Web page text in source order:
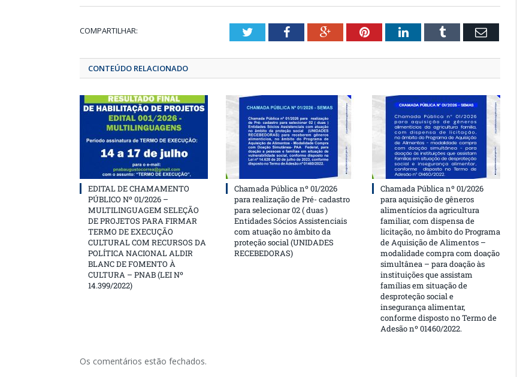
COMPARTILHAR: TwitterFacebookGoogle+Pinterest
LinkedInTumblrEmail
CONTEÚDO RELACIONADO
EDITAL DE CHAMAMENTO
PÚBLICO Nº 01/2026 –
MULTILINGUAGEM SELEÇÃO
DE PROJETOS PARA FIRMAR
TERMO DE EXECUÇÃO
CULTURAL COM RECURSOS DA
POLÍTICA NACIONAL ALDIR
BLANC DE FOMENTO À
CULTURA – PNAB (LEI Nº
14.399/2022)
Chamada Pública nº 01/2026
para realização de Pré- cadastro
para selecionar 02 ( duas )
Entidades Sócios Assistenciais
com atuação no âmbito da
proteção social (UNIDADES
RECEBEDORAS)
Chamada Pública nº 01/2026
para aquisição de gêneros
alimentícios da agricultura
familiar, com dispensa de
licitação, no âmbito do Programa
de Aquisição de Alimentos –
modalidade compra com doação
simultânea – para doação às
instituições que assistam
famílias em situação de
desproteção social e
insegurança alimentar,
conforme disposto no Termo de
Adesão nº 01460/2022.
Os comentários estão fechados.